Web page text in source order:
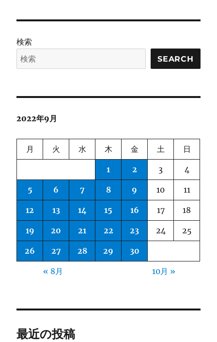
A
Survey
に
検索
SEARCH
2022年9月
月 火 水 木 金 土 日
1 2 3 4
5 6 7 8 9 10 11
12 13 14 15 16 17 18
19 20 21 22 23 24 25
26 27 28 29 30
« 8月 10月 »
最近の投稿